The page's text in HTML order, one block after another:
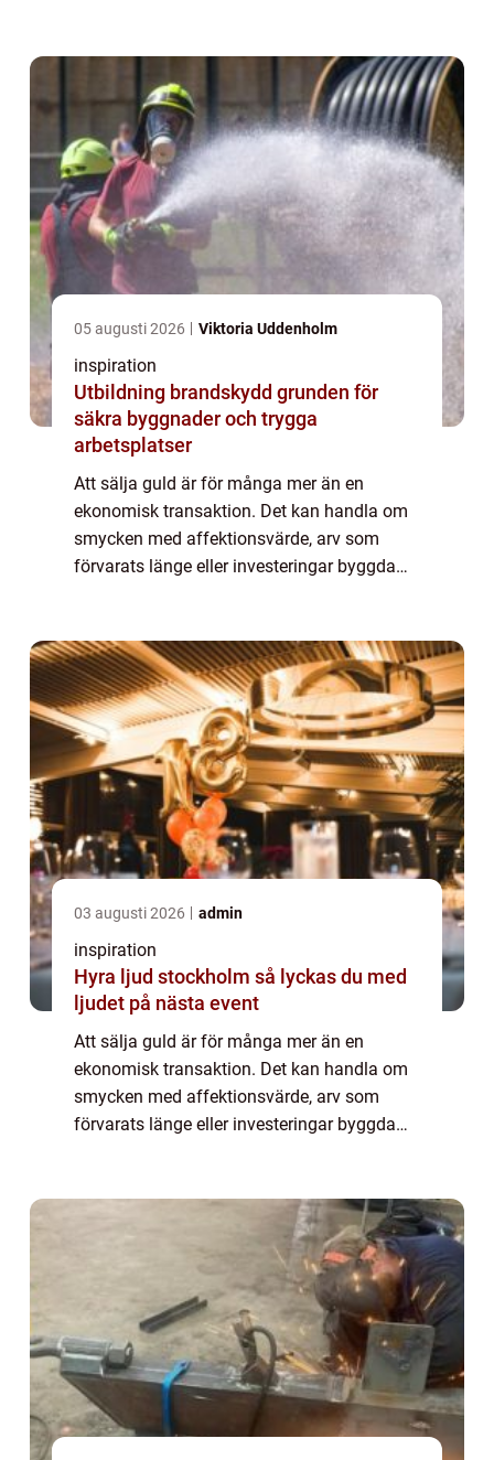
05 augusti 2026 Viktoria Uddenholm
inspiration
Utbildning brandskydd grunden för
säkra byggnader och trygga
arbetsplatser
Att sälja guld är för många mer än en
ekonomisk transaktion. Det kan handla om
smycken med affektionsvärde, arv som
förvarats länge eller investeringar byggda
03 augusti 2026 admin
inspiration
Hyra ljud stockholm så lyckas du med
ljudet på nästa event
Att sälja guld är för många mer än en
ekonomisk transaktion. Det kan handla om
smycken med affektionsvärde, arv som
förvarats länge eller investeringar byggda